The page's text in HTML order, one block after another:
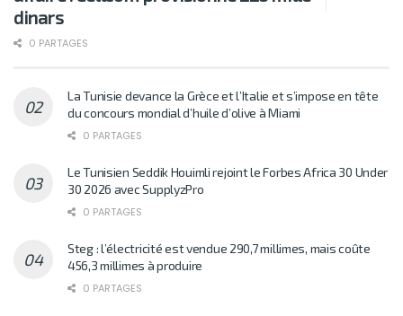
dinars
0 PARTAGES
La Tunisie devance la Grèce et l’Italie et s’impose en tête
du concours mondial d’huile d’olive à Miami
0 PARTAGES
Le Tunisien Seddik Houimli rejoint le Forbes Africa 30 Under
30 2026 avec SupplyzPro
0 PARTAGES
Steg : l’électricité est vendue 290,7 millimes, mais coûte
456,3 millimes à produire
0 PARTAGES